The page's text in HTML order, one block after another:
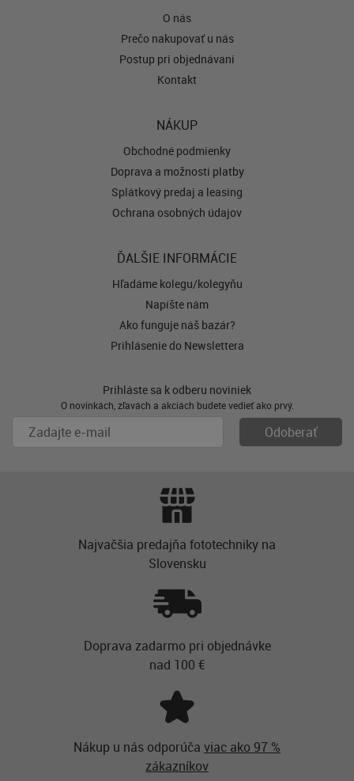
O nás
Prečo nakupovať u nás
Postup pri objednávaní
Kontakt
NÁKUP
Obchodné podmienky
Doprava a možnosti platby
Splátkový predaj a leasing
Ochrana osobných údajov
ĎALŠIE INFORMÁCIE
Hľadáme kolegu/kolegyňu
Napíšte nám
Ako funguje náš bazár?
Prihlásenie do Newslettera
Prihláste sa k odberu noviniek
O novinkách, zľavách a akciách budete vedieť ako prvý.
Najvačšia predajňa fototechniky na
Slovensku
Doprava zadarmo pri objednávke
nad 100 €
Nákup u nás odporúča viac ako 97 %
zákazníkov